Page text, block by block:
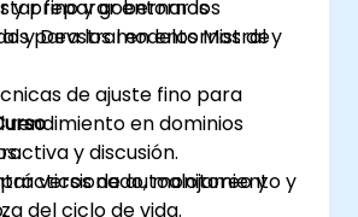
fino y gobernar los
y Devstral en entornos de
y preparar entornos
para los modelos Mistral y
de ajuste fino para
rendimiento en dominios
versionado, monitoreo y
del ciclo de vida.
y discusión.
de autoalojamiento y